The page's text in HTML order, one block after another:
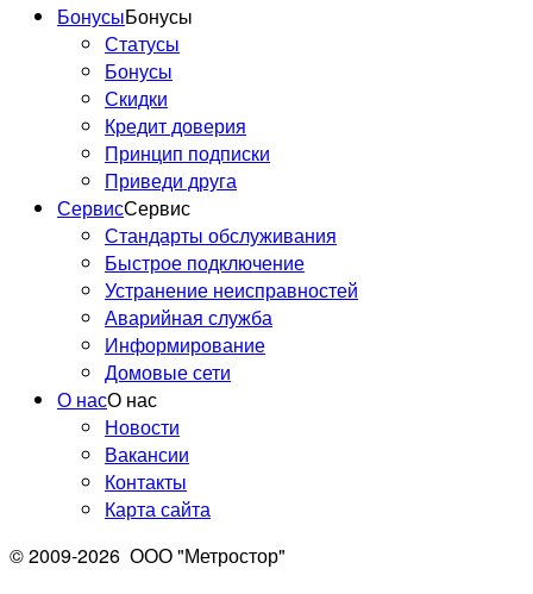
БонусыБонусы
Статусы
Бонусы
Скидки
Кредит доверия
Принцип подписки
Приведи друга
СервисСервис
Стандарты обслуживания
Быстрое подключение
Устранение неисправностей
Аварийная служба
Информирование
Домовые сети
О насО нас
Новости
Вакансии
Контакты
Карта сайта
© 2009-2026 ООО "Метростор"